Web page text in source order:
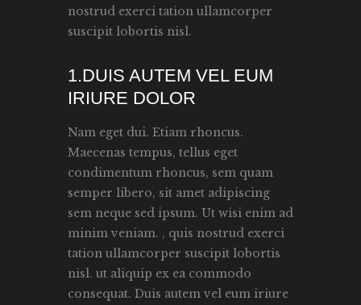
nostrud exerci tation ullamcorper
suscipit lobortis nisl.
1.DUIS AUTEM VEL EUM
IRIURE DOLOR
Nam eget dui. Etiam rhoncus.
Maecenas tempus, tellus eget
condimentum rhoncus, sem quam
semper libero, sit amet adipiscing
sem neque sed ipsum. Ut wisi enim ad
minim veniam. , quis nostrud exerci
tation ullamcorper suscipit lobortis
nisl. ut aliquip ex ea commodo
consequat. Duis autem vel eum iriure